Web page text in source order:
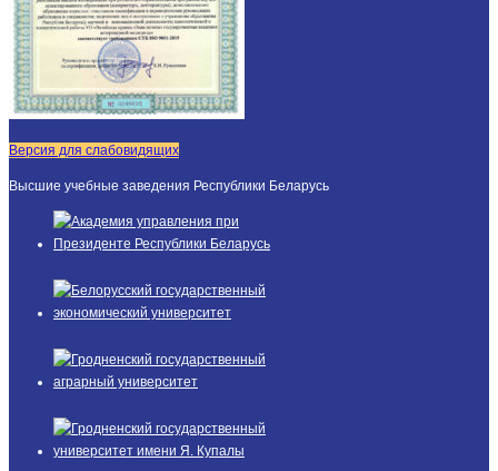
Версия для слабовидящих
Высшие учебные заведения Республики Беларусь